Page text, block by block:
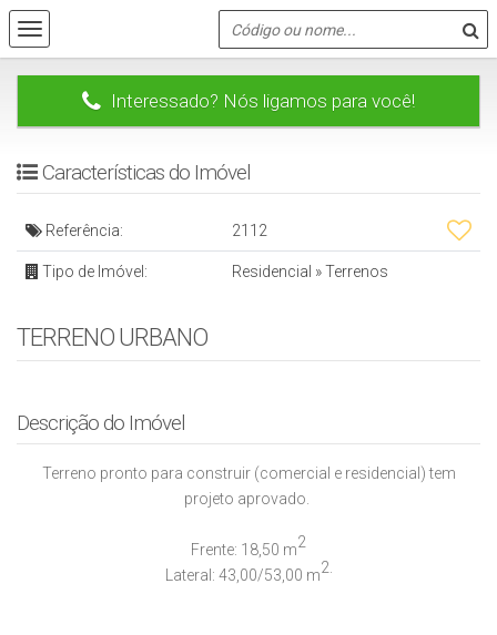
Interessado? Nós ligamos para você!
Características do Imóvel
Referência: 2112
Tipo de Imóvel: Residencial »Terrenos
TERRENO URBANO
Descrição do Imóvel
Terreno pronto para construir (comercial e residencial) tem
projeto aprovado.
Frente: 18,50 m2
Lateral: 43,00/53,00 m2.